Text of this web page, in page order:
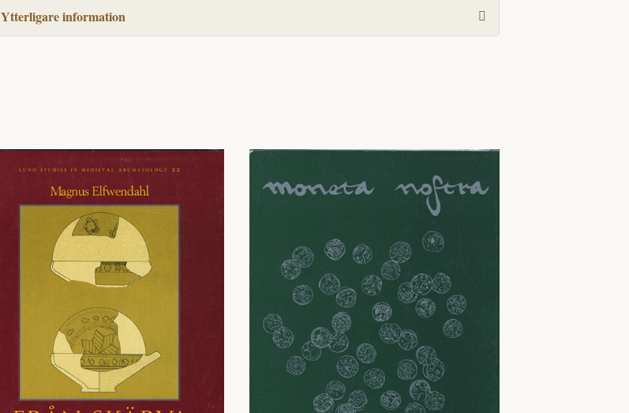
Ytterligare information